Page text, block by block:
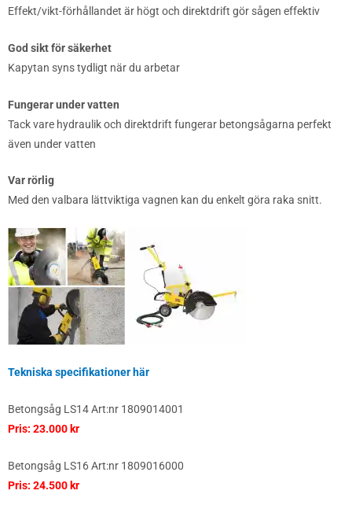
Effekt/vikt-förhållandet är högt och direktdrift gör sågen effektiv
God sikt för säkerhet
Kapytan syns tydligt när du arbetar
Fungerar under vatten
Tack vare hydraulik och direktdrift fungerar betongsågarna perfekt
även under vatten
Var rörlig
Med den valbara lättviktiga vagnen kan du enkelt göra raka snitt.
Tekniska specifikationer här
Betongsåg LS14 Art:nr 1809014001
Pris: 23.000 kr
Betongsåg LS16 Art:nr 1809016000
Pris: 24.500 kr